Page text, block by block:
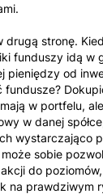
drugą stronę.
funduszy idą w
pieniędzy od
fundusze?
w portfelu,
w danej
wystarczająco
sobie
do
na prawdziwym